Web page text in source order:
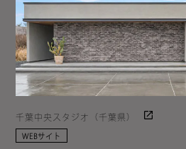
千葉中央スタジオ（千葉県）
WEBサイト